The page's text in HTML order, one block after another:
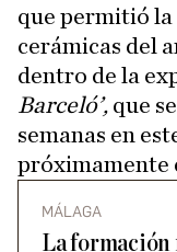
que permitió
cerámicas del
dentro de la
Barceló’, que
semanas en
próximamente
MÁLAGA
La formación